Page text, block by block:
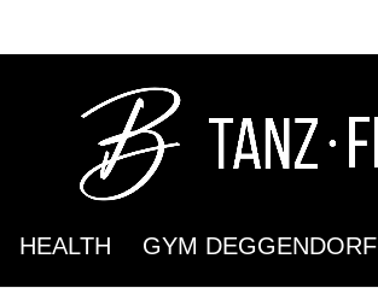
HEALTH GYM DEGGENDORF